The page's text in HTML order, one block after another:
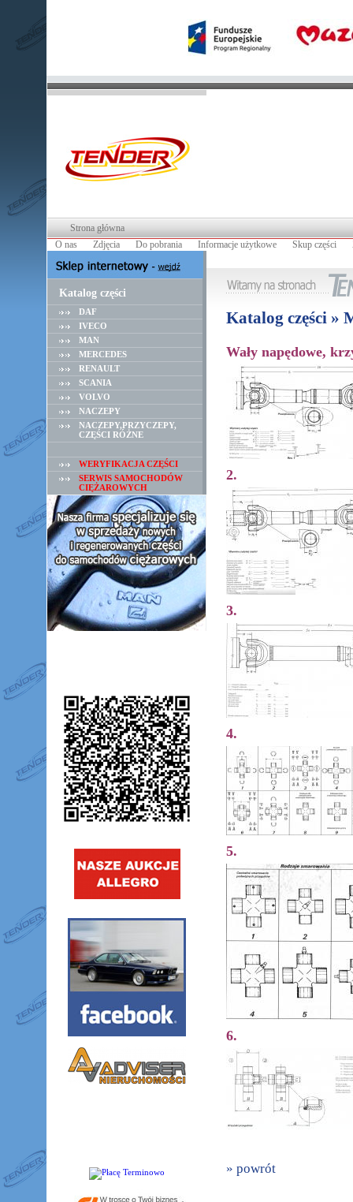
Strona główna
O nas
Zdjęcia Do pobrania Informacje użytkowe Skup części
Katalog części
DAF
IVECO
MAN
MERCEDES
RENAULT
SCANIA
VOLVO
NACZEPY
NACZEPY,PRZYCZEPY,
CZĘŚCI RÓŻNE
WERYFIKACJA CZĘŚCI
SERWIS SAMOCHODÓW
CIĘŻAROWYCH
Katalog części »
Wały napędowe,
2.
3.
4.
5.
6.
» powrót